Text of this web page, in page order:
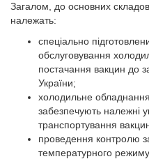
Загалом, до основних
належать:
спеціально
обслуговування
постачання вакцин до
України;
холодильне
забезпечують належні
транспортування
проведення контролю
температурного режиму